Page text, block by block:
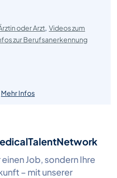
oder Arzt, Videos zum
zur Berufsanerkennung
Mehr Infos
Job, sondern Ihre
– mit unserer